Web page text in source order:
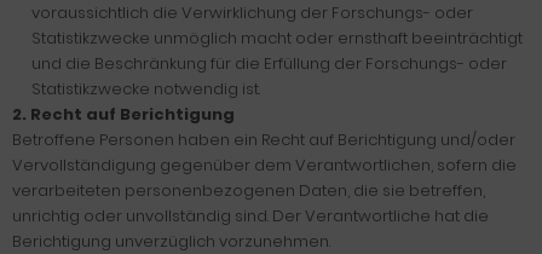
voraussichtlich die Verwirklichung der Forschungs- oder
Statistikzwecke unmöglich macht oder ernsthaft beeinträchtigt
und die Beschränkung für die Erfüllung der Forschungs- oder
Statistikzwecke notwendig ist.
2. Recht auf Berichtigung
Betroffene Personen haben ein Recht auf Berichtigung und/oder
Vervollständigung gegenüber dem Verantwortlichen, sofern die
verarbeiteten personenbezogenen Daten, die sie betreffen,
unrichtig oder unvollständig sind. Der Verantwortliche hat die
Berichtigung unverzüglich vorzunehmen.